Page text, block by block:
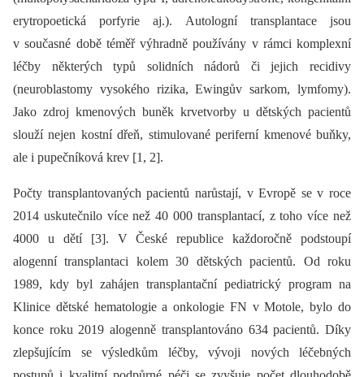
erytropoetická porfyrie aj.). Autologní transplantace jsou
v současné době téměř výhradně používány v rámci komplexní
léčby některých typů solidních nádorů či jejich recidivy
(neuroblastomy vysokého rizika, Ewingův sarkom, lymfomy).
Jako zdroj kmenových buněk krvetvorby u dětských pacientů
slouží nejen kostní dřeň, stimulované periferní kmenové buňky,
ale i pupečníková krev [1, 2].
Počty transplantovaných pacientů narůstají, v Evropě se v roce
2014 uskutečnilo více než 40 000 transplantací, z toho více než
4000 u dětí [3]. V České republice každoročně podstoupí
alogenní transplantaci kolem 30 dětských pacientů. Od roku
1989, kdy byl zahájen transplantační pediatrický program na
Klinice dětské hematologie a onkologie FN v Motole, bylo do
konce roku 2019 alogenně transplantováno 634 pacientů. Díky
zlepšujícím se výsledkům léčby, vývoji nových léčebných